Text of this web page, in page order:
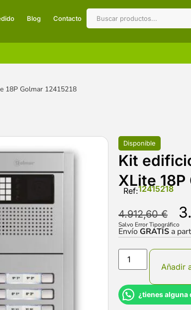
Blog Contacto
18P Golmar 12415218
Disponible
Kit
XLite 18P
Ref:12415218
4.912,60€
Salvo Error Tipográfico
EnvíoGRATIS a
Añadir
¿tienes alguna